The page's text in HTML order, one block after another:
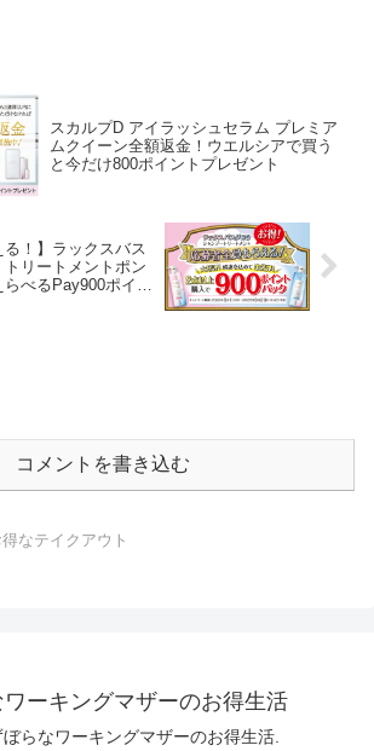
スカルプD アイラッシュセラム プレミア
ムクイーン全額返金！ウエルシアで買う
と今だけ800ポイントプレゼント
る！】ラックスバス
リートメントポン
べるPay900ポイン
コメントを書き込む
得なテイクアウト
ーキングマザーのお得生活
らなワーキングマザーのお得生活.